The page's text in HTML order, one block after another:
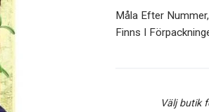
Måla Efter
Finns I
Välj butik